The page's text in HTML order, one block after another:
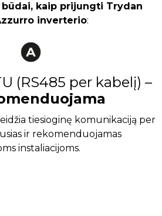
kaip prijungti Trydan
inverterio:
(RS485 per kabelį) –
tiesioginę komunikaciją per
ir rekomenduojamas
instaliacijoms.